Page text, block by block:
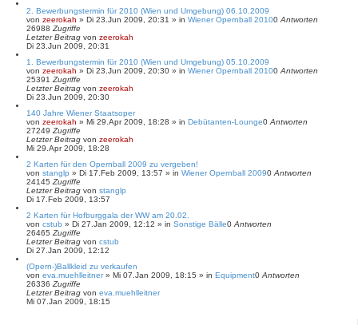
2. Bewerbungstermin für 2010 (Wien und Umgebung) 06.10.2009
von zeerokah » Di 23.Jun 2009, 20:31 » in Wiener Opernball 20100 Antworten
26988 Zugriffe
Letzter Beitrag von zeerokah
Di 23.Jun 2009, 20:31
1. Bewerbungstermin für 2010 (Wien und Umgebung) 05.10.2009
von zeerokah » Di 23.Jun 2009, 20:30 » in Wiener Opernball 20100 Antworten
25391 Zugriffe
Letzter Beitrag von zeerokah
Di 23.Jun 2009, 20:30
140 Jahre Wiener Staatsoper
von zeerokah » Mi 29.Apr 2009, 18:28 » in Debütanten-Lounge0 Antworten
27249 Zugriffe
Letzter Beitrag von zeerokah
Mi 29.Apr 2009, 18:28
2 Karten für den Opernball 2009 zu vergeben!
von stanglp » Di 17.Feb 2009, 13:57 » in Wiener Opernball 20090 Antworten
24145 Zugriffe
Letzter Beitrag von stanglp
Di 17.Feb 2009, 13:57
2 Karten für Hofburggala der WW am 20.02.
von cstub » Di 27.Jan 2009, 12:12 » in Sonstige Bälle0 Antworten
26465 Zugriffe
Letzter Beitrag von cstub
Di 27.Jan 2009, 12:12
(Opern-)Ballkleid zu verkaufen
von eva.muehlleitner» Mi 07.Jan 2009, 18:15 » in Equipment0 Antworten
26336 Zugriffe
Letzter Beitrag von eva.muehlleitner
Mi 07.Jan 2009, 18:15